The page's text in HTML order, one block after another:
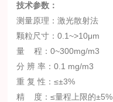
技术参数：
测量原理：激光散射法
颗粒尺寸：0.1~>10μm
量 程：0~300mg/m3
分 辨 率：0.1 mg/m3
重 复 性：≤±3%
精 度：≤量程上限的±5%